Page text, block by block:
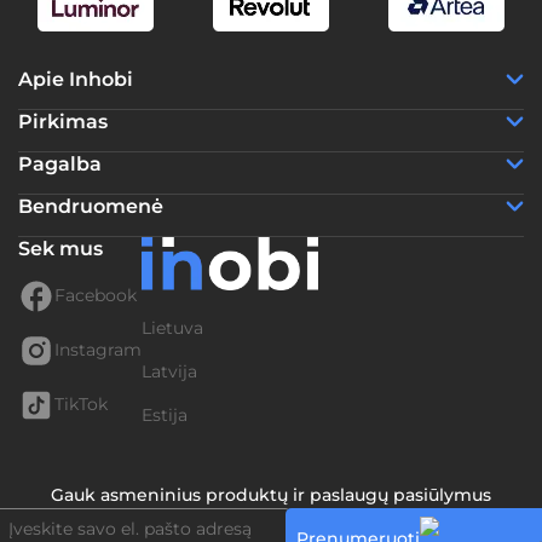
Apie Inhobi
Pirkimas
Pagalba
Bendruomenė
Sek mus
Facebook
Instagram
TikTok
Lietuva
Latvija
Estija
Gauk asmeninius produktų ir paslaugų pasiūlymus